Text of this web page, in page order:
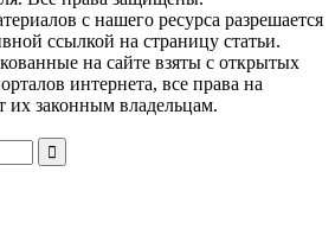
с нашего ресурса разрешается
ссылкой на страницу статьи.
на сайте взяты с открытых
интернета, все права на
их законным владельцам.